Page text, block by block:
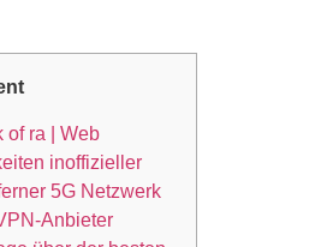
of ra | Web
inoffizieller
5G Netzwerk
Anbieter